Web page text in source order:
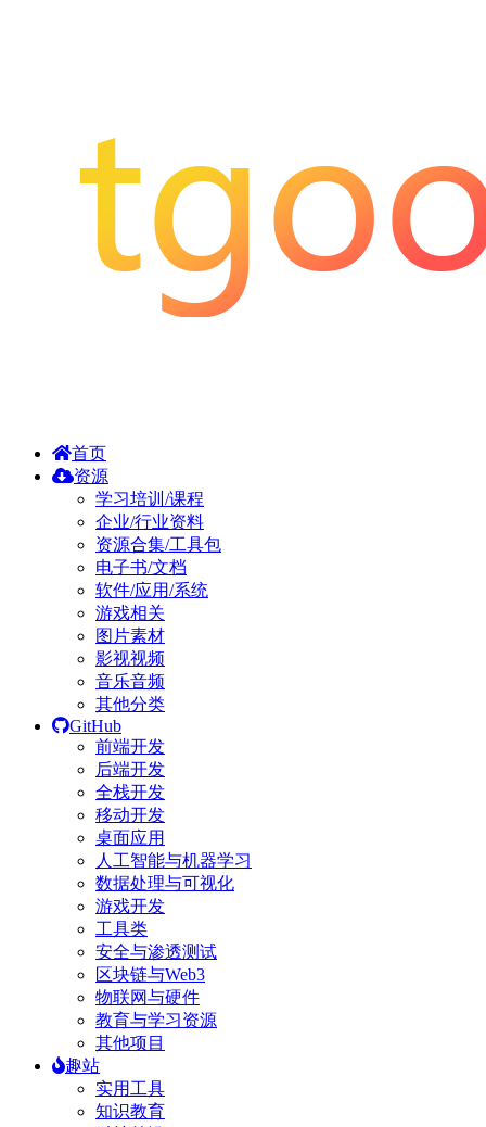
首页
资源
学习培训/课程
企业/行业资料
资源合集/工具包
电子书/文档
软件/应用/系统
游戏相关
图片素材
影视视频
音乐音频
其他分类
GitHub
前端开发
后端开发
全栈开发
移动开发
桌面应用
人工智能与机器学习
数据处理与可视化
游戏开发
工具类
安全与渗透测试
区块链与Web3
物联网与硬件
教育与学习资源
其他项目
趣站
实用工具
知识教育